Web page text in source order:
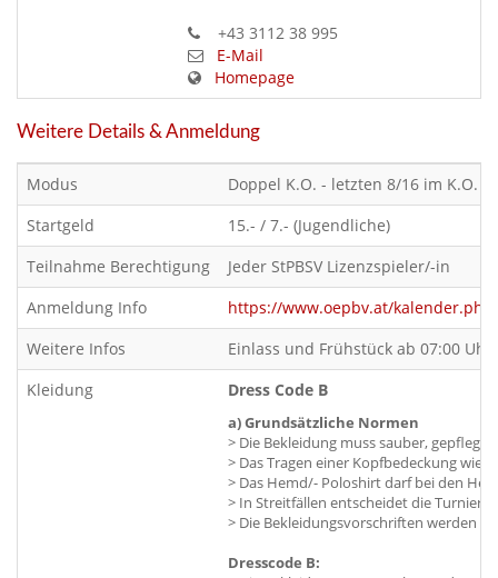
+43 3112 38 995
E-Mail
Homepage
Weitere Details & Anmeldung
Modus
Doppel K.O. - letzten 8/16 im K.O.
Startgeld
15.- / 7.- (Jugendliche)
Teilnahme Berechtigung
Jeder StPBSV Lizenzspieler/-in
Anmeldung Info
https://www.oepbv.at/
Weitere Infos
Einlass und Frühstück ab 07:00 Uhr!
Kleidung
Dress Code B
a) Grundsätzliche Normen
> Die Bekleidung muss sauber, gepflegt
> Das Tragen einer Kopfbedeckung
> Das Hemd/- Poloshirt darf bei den
> In Streitfällen entscheidet die
> Die Bekleidungsvorschriften werden
Dresscode B: